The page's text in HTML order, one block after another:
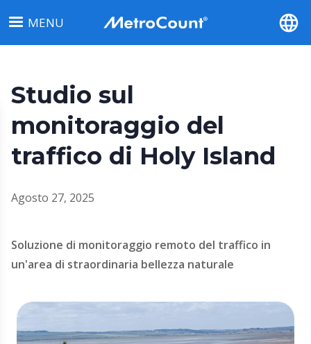
contenuto
MENU
Studio sul
monitoraggio del
traffico di Holy Island
Agosto 27, 2025
Soluzione di monitoraggio remoto del traffico in
un'area di straordinaria bellezza naturale